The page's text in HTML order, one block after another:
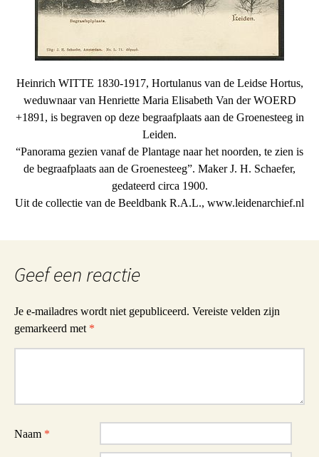
Heinrich WITTE 1830-1917, Hortulanus van de Leidse Hortus,
weduwnaar van Henriette Maria Elisabeth Van der WOERD
+1891, is begraven op deze begraafplaats aan de Groenesteeg in
Leiden.
“Panorama gezien vanaf de Plantage naar het noorden, te zien is
de begraafplaats aan de Groenesteeg”. Maker J. H. Schaefer,
gedateerd circa 1900.
Uit de collectie van de Beeldbank R.A.L., www.leidenarchief.nl
Geef een reactie
Je e-mailadres wordt niet gepubliceerd. Vereiste velden zijn
gemarkeerd met *
Naam *